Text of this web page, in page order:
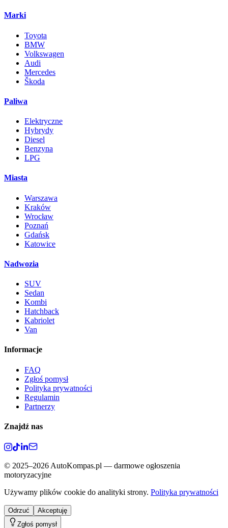
Marki
Toyota
BMW
Volkswagen
Audi
Mercedes
Škoda
Paliwa
Elektryczne
Hybrydy
Diesel
Benzyna
LPG
Miasta
Warszawa
Kraków
Wrocław
Poznań
Gdańsk
Katowice
Nadwozia
SUV
Sedan
Kombi
Hatchback
Kabriolet
Van
Informacje
FAQ
Zgłoś pomysł
Polityka prywatności
Regulamin
Partnerzy
Znajdź nas
© 2025–2026 AutoKompas.pl — darmowe ogłoszenia
motoryzacyjne
Używamy plików cookie do analityki strony. Polityka prywatności
Odrzuć
Akceptuję
Zgłoś pomysł